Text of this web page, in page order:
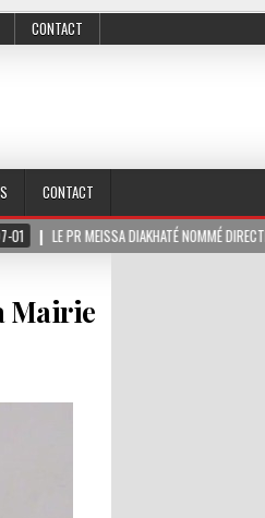
CONTACT
CONTACT
DIAKHATÉ NOMMÉ DIRECTEUR DE CABINET
Mairie